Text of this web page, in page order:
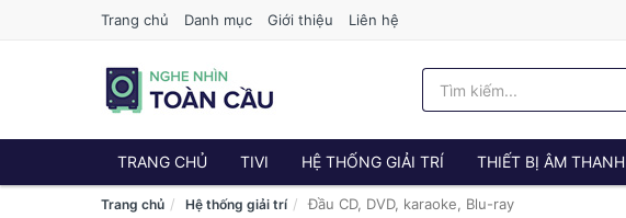
Trang chủ Danh mục Giới thiệu Liên hệ
TRANG CHỦ TIVI HỆ THỐNG GIẢI TRÍ THIẾT BỊ ÂM THANH
Trang chủ Hệ thống giải trí Đầu CD, DVD, karaoke, Blu-ray